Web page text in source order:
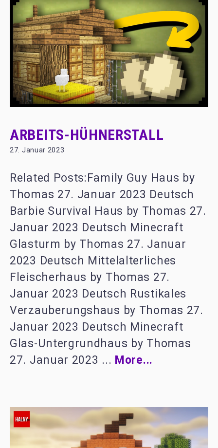
ARBEITS-HÜHNERSTALL
27. Januar 2023
Related Posts:Family Guy Haus by
Thomas 27. Januar 2023 Deutsch
Barbie Survival Haus by Thomas 27.
Januar 2023 Deutsch Minecraft
Glasturm by Thomas 27. Januar
2023 Deutsch Mittelalterliches
Fleischerhaus by Thomas 27.
Januar 2023 Deutsch Rustikales
Verzauberungshaus by Thomas 27.
Januar 2023 Deutsch Minecraft
Glas-Untergrundhaus by Thomas
27. Januar 2023 ... More...